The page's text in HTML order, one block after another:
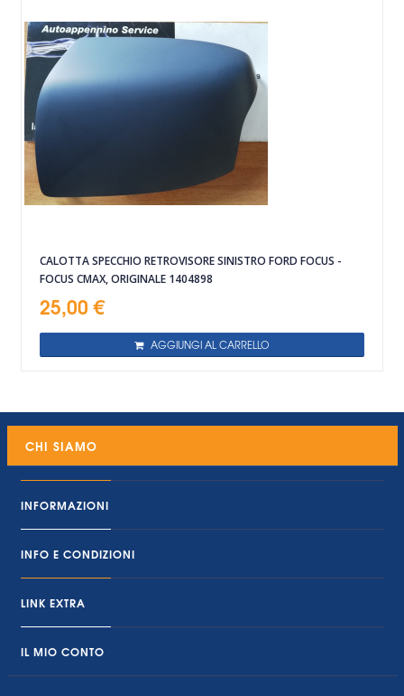
CALOTTA SPECCHIO RETROVISORE SINISTRO FORD FOCUS -
FOCUS CMAX, ORIGINALE 1404898
25,00 €
AGGIUNGI AL CARRELLO
CHI SIAMO
INFORMAZIONI
INFO E CONDIZIONI
LINK EXTRA
IL MIO CONTO